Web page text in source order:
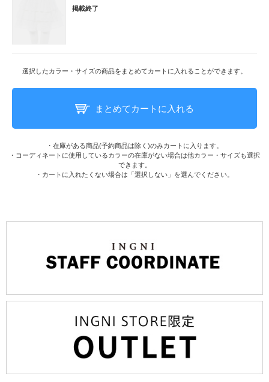
掲載終了
選択したカラー・サイズの商品をまとめてカートに入れることができます。
まとめてカートに入れる
・在庫がある商品(予約商品は除く)のみカートに入ります。
・コーディネートに使用しているカラーの在庫がない場合は他カラー・サイズも選択
できます。
・カートに入れたくない場合は「選択しない」を選んでください。